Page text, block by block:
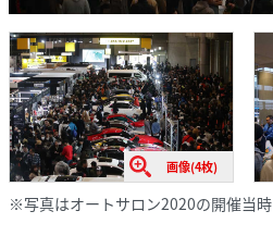
画像(4枚)
※写真はオートサロン2020の開催当時